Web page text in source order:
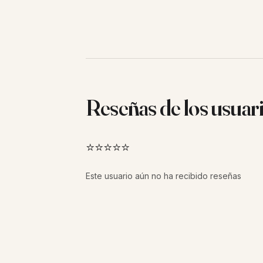
Reseñas de los
⭐⭐⭐⭐⭐
Este usuario aún no ha recibido reseñas